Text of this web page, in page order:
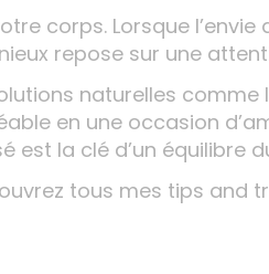
corps. Lorsque
repose sur une
naturelles comme
en une occasion
est la clé d’un équilibre
tous mes tips and